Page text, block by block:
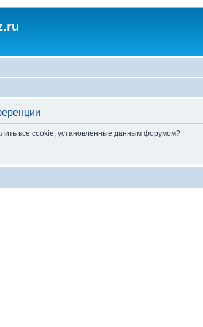
все cookie, установленные данным форумом?